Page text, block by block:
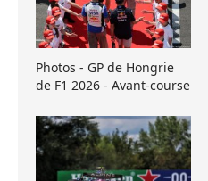
Photos - GP de Hongrie
de F1 2026 - Avant-course